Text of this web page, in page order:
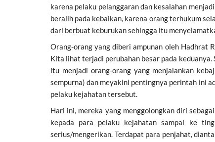
karena pelaku pelanggaran dan kesalahan
beralih pada kebaikan, karena orang terhukum
dari berbuat keburukan sehingga itu
Orang-orang yang diberi ampunan oleh Hadhrat
Kita lihat terjadi perubahan besar pada
itu menjadi orang-orang yang menjalankan
sempurna) dan meyakini pentingnya perintah ini
pelaku kejahatan tersebut.
Hari ini, mereka yang menggolongkan diri
kepada para pelaku kejahatan sampai ke
serius/mengerikan. Terdapat para penjahat,